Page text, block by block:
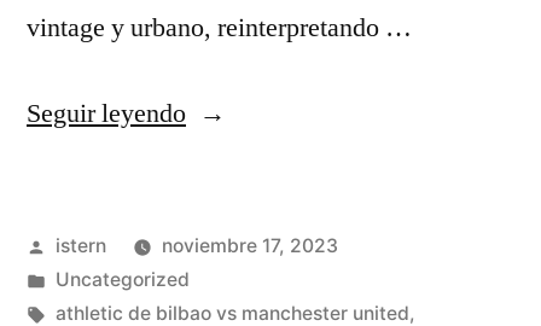
vintage y urbano, reinterpretando …
Seguir leyendo«tienda
online
españa»
Publicado
por
istern
noviembre 17, 2023
Publicado
en
Uncategorized
Etiquetas:
athletic de bilbao vs manchester united,